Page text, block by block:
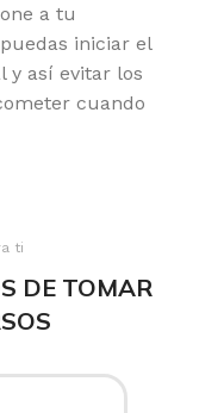
a tu
iniciar el
y así evitar los
cuando
ti
DE TOMAR